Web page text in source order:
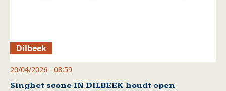
Dilbeek
20/04/2026 - 08:59
Singhet scone IN DILBEEK houdt open